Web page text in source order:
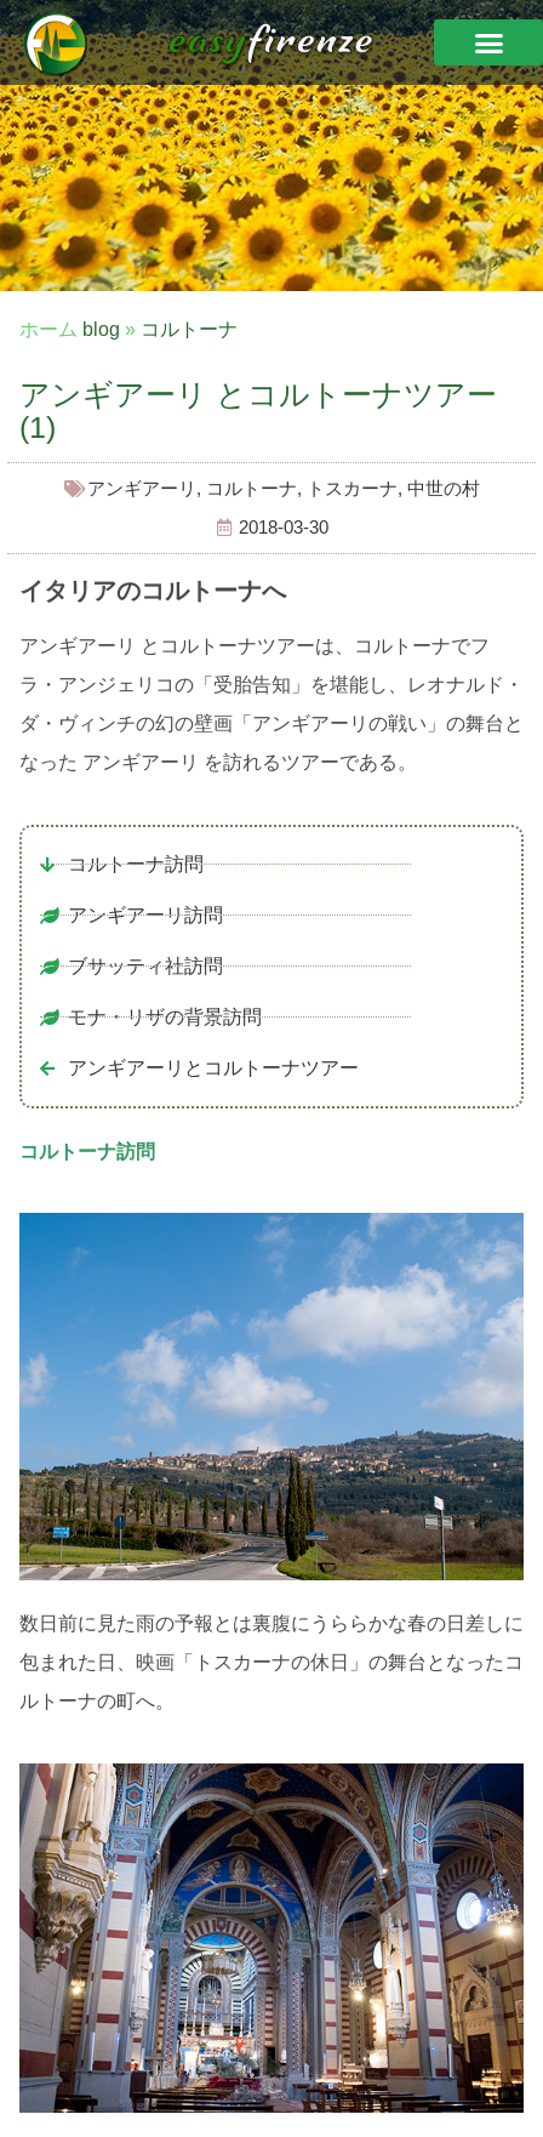
ホーム blog » コルトーナ
アンギアーリ とコルトーナツアー
(1)
アンギアーリ , コルトーナ, トスカーナ, 中世の村
2018-03-30
イタリアのコルトーナへ
アンギアーリ とコルトーナツアーは、コルトーナでフ
ラ・アンジェリコの「受胎告知」を堪能し、レオナルド・
ダ・ヴィンチの幻の壁画「アンギアーリの戦い」の舞台と
なった アンギアーリ を訪れるツアーである。
コルトーナ訪問
アンギアーリ訪問
ブサッティ社訪問
モナ・リザの背景訪問
アンギアーリとコルトーナツアー
コルトーナ訪問
数日前に見た雨の予報とは裏腹にうららかな春の日差しに
包まれた日、映画「トスカーナの休日」の舞台となったコ
ルトーナの町へ。